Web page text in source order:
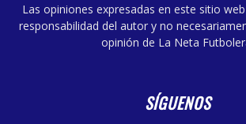
Las opiniones expresadas en este sitio
responsabilidad del autor y no
opinión de La Neta
SÍGUENOS